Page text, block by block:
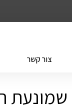
צור קשר